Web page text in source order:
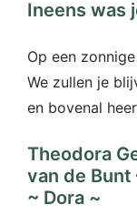
Ineens was
Op een
We zullen je
en bovenal
Theodora
van de Bunt
~ Dora ~